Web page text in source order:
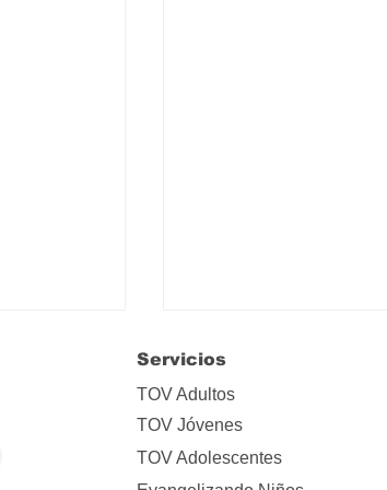
Servicios
TOV Adultos
TOV Jóvenes
TOV Adolescentes